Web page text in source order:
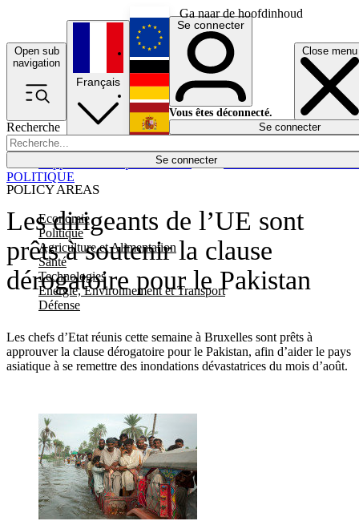
Ga naar de hoofdinhoud
Open sub
navigation
Close menu
Recherche
Se connecter
POLICY AREAS
Economie
Politique
Agriculture et Alimentation
Santé
Technologies
Energie, Environnement et Transport
Défense
Économie
Français
English
Deutsch
Español
Se connecter
Vous êtes déconnecté.
Se connecter
Les dirigeants de l’UE sont
prêts à soutenir la clause
dérogatoire pour le Pakistan
Les chefs d’Etat réunis cette semaine à Bruxelles sont prêts à
approuver la clause dérogatoire pour le Pakistan, afin d’aider le pays
asiatique à se remettre des inondations dévastatrices du mois d’août.
POLITIQUE